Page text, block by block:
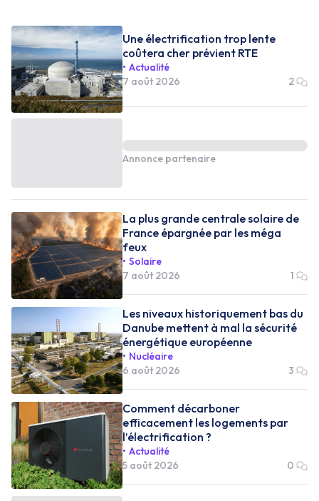
Une électrification trop lente
coûtera cher prévient RTE
Actualité
7 août 2026
2
Annonce partenaire
La plus grande centrale solaire de
France épargnée par les méga
feux
Solaire
7 août 2026
1
Les niveaux historiquement bas du
Danube mettent à mal la sécurité
énergétique européenne
Nucléaire
6 août 2026
3
Comment décarboner
efficacement les logements par
l’électrification ?
Actualité
5 août 2026
0